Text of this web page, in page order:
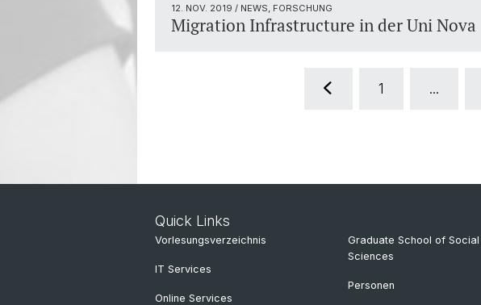
12. NOV. 2019 / NEWS, FORSCHUNG
Migration Infrastructure in der Uni Nova
1 ...
Quick Links
Vorlesungsverzeichnis
IT Services
Online Services
Graduate School of Social
Sciences
Personen